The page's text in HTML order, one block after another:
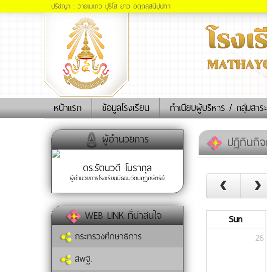
ปรัชญา : วายเมเถว ปุริโส ยาว อตฺถสฺสนิปฺปทา
หน้าแรก(current)ข้อมูลโรงเรียน ทำเนียบผู้บริหาร / กลุ่มสาร
ผู้อำนวยการ
ดร.รัตนวดี โมรากุล
ผู้อำนวยการโรงเรียนมัธยมวัดมกุฏกษัตริย์
WEB LINK ที่น่าสนใจ
กระทรวงศึกษาธิการ
สพฐ.
ปฏิทินกิจ
Sun
26